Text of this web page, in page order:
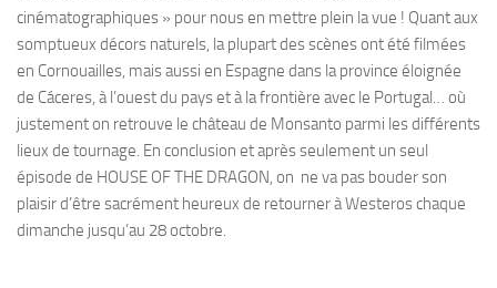
cinématographiques » pour nous en mettre plein la vue ! Quant aux
somptueux décors naturels, la plupart des scènes ont été filmées
en Cornouailles, mais aussi en Espagne dans la province éloignée
de Cáceres, à l’ouest du pays et à la frontière avec le Portugal… où
justement on retrouve le château de Monsanto parmi les différents
lieux de tournage. En conclusion et après seulement un seul
épisode de HOUSE OF THE DRAGON, on ne va pas bouder son
plaisir d’être sacrément heureux de retourner à Westeros chaque
dimanche jusqu’au 28 octobre.